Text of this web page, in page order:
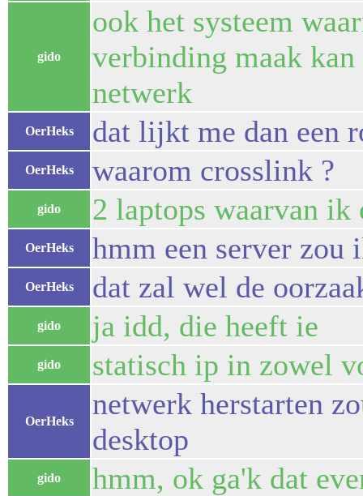
gido
ook het systeem
verbinding maak
netwerk
OerHeks dat lijkt me dan een
OerHeks waarom crosslink ?
gido 2 laptops waarvan ik
OerHeks hmm een server zou
OerHeks dat zal wel de
gido ja idd, die heeft ie
gido statisch ip in zowel
OerHeks
netwerk herstarten
desktop
gido hmm, ok ga'k dat